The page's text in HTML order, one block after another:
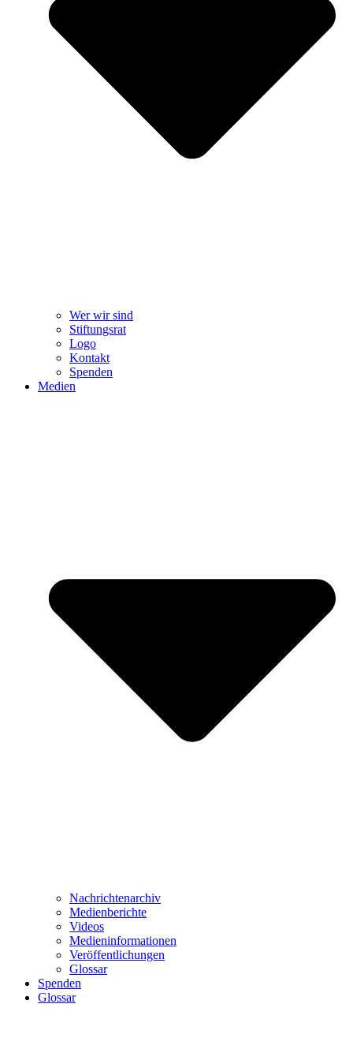
Wer wir sind
Stiftungsrat
Logo
Kontakt
Spenden
Medien
Nachrichtenarchiv
Medienberichte
Videos
Medieninformationen
Veröffentlichungen
Glossar
Spenden
Glossar